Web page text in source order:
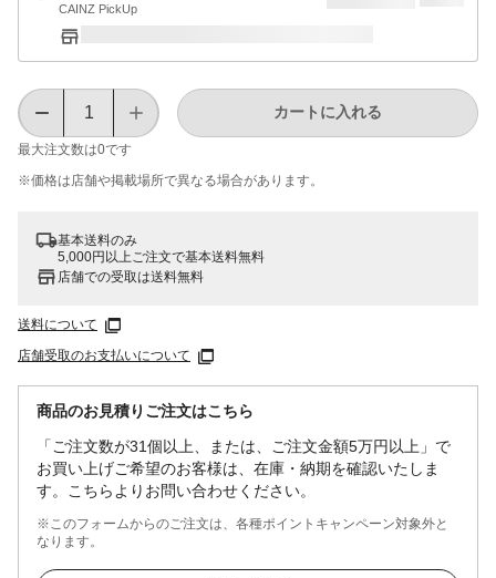
CAINZ PickUp
最大注文数は0です
カートに入れる
※価格は​店舗や​掲載場所で​異なる​場合が​あります。
基本送料のみ
5,000円以上ご注文で基本送料無料
店舗での受取は送料無料
送料について
店舗受取のお支払いについて
商品のお見積りご注文はこちら
「ご注文数が31個以上、または、ご注文金額5万円以上」で
お買い上げご希望のお客様は、在庫・納期を確認いたしま
す。こちらよりお問い合わせください。
※このフォームからのご注文は、各種ポイントキャンペーン対象外と
なります。